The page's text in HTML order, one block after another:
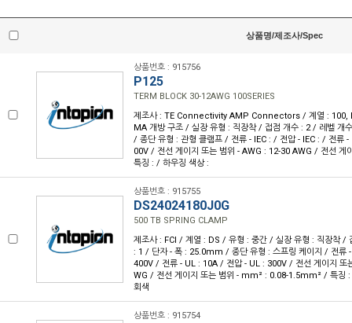
상품명/제조사/Spec
상품번호 : 915756
P125
TERM BLOCK 30-12AWG 100SERIES
제조사 : TE Connectivity AMP Connectors / 계열 : 100,
MA 개방 구조 / 실장 유형 : 직장착 / 접점 개수 : 2 / 레벨 개
/ 종단 유형 : 관형 클램프 / 전류 - IEC : / 전압 - IEC : / 전류
00V / 전선 게이지 또는 범위 - AWG : 12-30 AWG / 전선 게
특징 : / 하우징 색상 :
상품번호 : 915755
DS24024180J0G
500 TB SPRING CLAMP
제조사 : FCI / 계열 : DS / 유형 : 중간 / 실장 유형 : 직장착 /
: 1 / 단자 - 폭 : 25.0mm / 종단 유형 : 스프링 케이지 / 전류
400V / 전류 - UL : 10A / 전압 - UL : 300V / 전선 게이지 또
WG / 전선 게이지 또는 범위 - mm² : 0.08-1.5mm² / 특징 :
회색
상품번호 : 915754